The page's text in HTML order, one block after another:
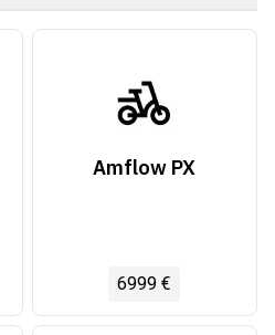
Amflow PX
6999 €